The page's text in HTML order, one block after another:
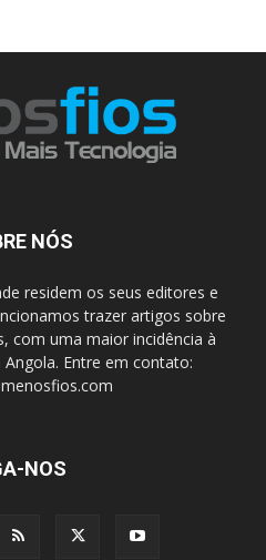
NÓS
residem os seus editores e
trazer artigos sobre
com uma maior incidência à
Entre em contato:
NOS